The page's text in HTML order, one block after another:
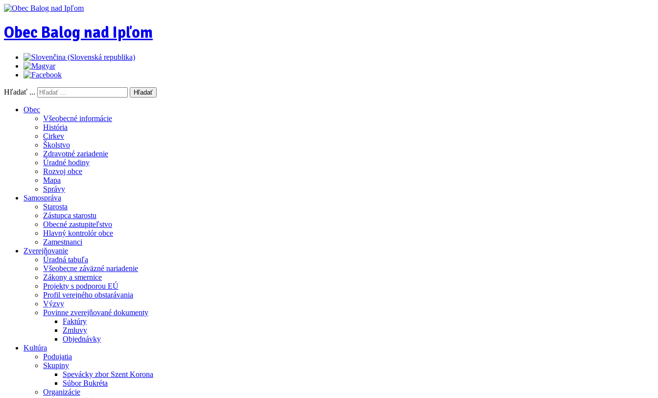
Obec Balog nad Ipľom
Hľadať ... Hľadať
Obec
Všeobecné informácie
História
Cirkev
Školstvo
Zdravotné zariadenie
Úradné hodiny
Rozvoj obce
Mapa
Správy
Samospráva
Starosta
Zástupca starostu
Obecné zastupiteľstvo
Hlavný kontrolór obce
Zamestnanci
Zverejňovanie
Úradná tabuľa
Všeobecne záväzné nariadenie
Zákony a smernice
Projekty s podporou EÚ
Profil verejného obstarávania
Výzvy
Povinne zverejňované dokumenty
Faktúry
Zmluvy
Objednávky
Kultúra
Podujatia
Skupiny
Spevácky zbor Szent Korona
Súbor Bukréta
Organizácie